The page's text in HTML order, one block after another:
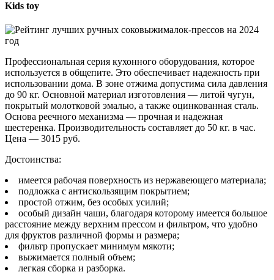
Kids toy
Профессиональная серия кухонного оборудования, которое
используется в общепите. Это обеспечивает надежность при
использовании дома. В зоне отжима допустима сила давления
до 90 кг. Основной материал изготовления — литой чугун,
покрытый молотковой эмалью, а также оцинкованная сталь.
Основа реечного механизма — прочная и надежная
шестеренка. Производительность составляет до 50 кг. в час.
Цена — 3015 руб.
Достоинства:
имеется рабочая поверхность из нержавеющего материала;
подложка с антискользящим покрытием;
простой отжим, без особых усилий;
особый дизайн чаши, благодаря которому имеется большое
расстояние между верхним прессом и фильтром, что удобно
для фруктов различной формы и размера;
фильтр пропускает минимум мякоти;
выжимается полный объем;
легкая сборка и разборка.